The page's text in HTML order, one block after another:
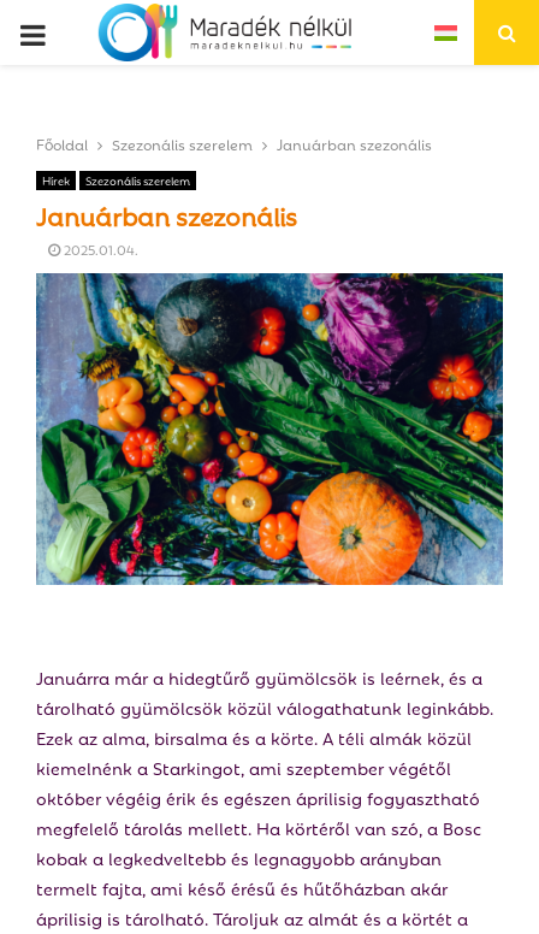
P
M
A
R
Y
M
U
Főoldal Szezonális szerelem Januárban szezonális
Hírek Szezonális szerelem
Januárban szezonális
2025.01.04.
Januárra már a hidegtűrő gyümölcsök is leérnek, és a
tárolható gyümölcsök közül válogathatunk leginkább.
Ezek az alma, birsalma és a körte. A téli almák közül
kiemelnénk a Starkingot, ami szeptember végétől
október végéig érik és egészen áprilisig fogyasztható
megfelelő tárolás mellett. Ha körtéről van szó, a Bosc
kobak a legkedveltebb és legnagyobb arányban
termelt fajta, ami késő érésű és hűtőházban akár
áprilisig is tárolható. Tároljuk az almát és a körtét a